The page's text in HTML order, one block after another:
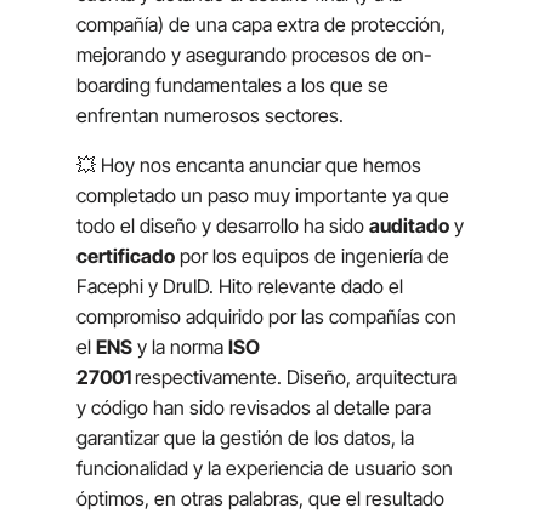
compañía) de una capa extra de protección,
mejorando y asegurando procesos de on-
boardingfundamentales a los que se
enfrentan numerosos sectores.
💥 Hoy nos encanta anunciar que hemos
completado un paso muy importante ya que
todo el diseño y desarrollo ha sido auditadoy
certificadopor los equipos de ingeniería de
Facephi y DruID. Hito relevante dado el
compromiso adquirido por las compañías con
el ENSy la norma ISO
27001respectivamente. Diseño, arquitectura
y código han sido revisados al detalle para
garantizar que la gestión de los datos, la
funcionalidad y la experiencia de usuario son
óptimos, en otras palabras, que el resultado